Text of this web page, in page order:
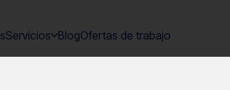
Servicios BlogOfertas de trabajo